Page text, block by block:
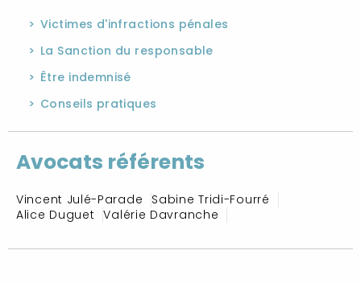
Victimes d'infractions pénales
La Sanction du responsable
Être indemnisé
Conseils pratiques
Avocats référents
Vincent Julé-Parade
Sabine Tridi-Fourré
Alice Duguet Valérie Davranche